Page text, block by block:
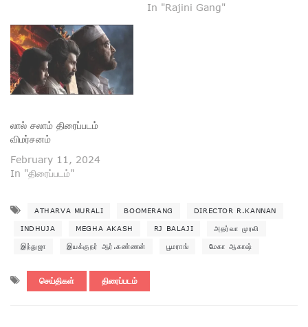
In "Rajini Gang"
லால் சலாம் திரைப்படம்
விமர்சனம்
February 11, 2024
In "திரைப்படம்"
ATHARVA MURALI BOOMERANG DIRECTOR R.KANNAN
INDHUJA MEGHA AKASH RJ BALAJI அதர்வா முரலி
இந்துஜா இயக்குநர் ஆர்.கண்ணன் பூமராங் மேகா ஆகாஷ்
செய்திகள் திரைப்படம்